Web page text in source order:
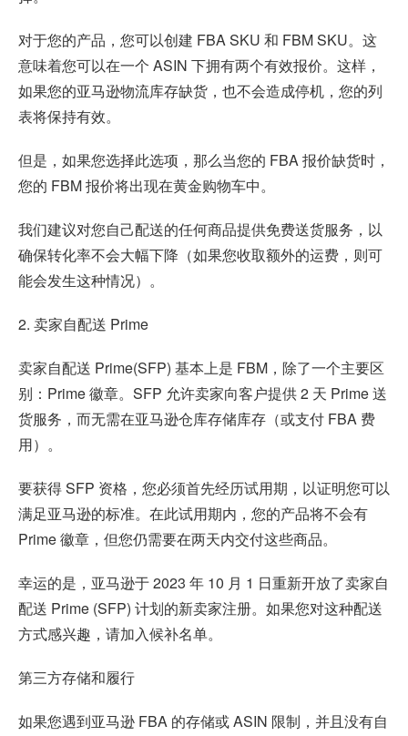
对于您的产品，您可以创建 FBA SKU 和 FBM SKU。这
意味着您可以在一个 ASIN 下拥有两个有效报价。这样，
如果您的亚马逊物流库存缺货，也不会造成停机，您的列
表将保持有效。
但是，如果您选择此选项，那么当您的 FBA 报价缺货时，
您的 FBM 报价将出现在黄金购物车中。
我们建议对您自己配送的任何商品提供免费送货服务，以
确保转化率不会大幅下降（如果您收取额外的运费，则可
能会发生这种情况）。
2. 卖家自配送 Prime
卖家自配送 Prime(SFP) 基本上是 FBM，除了一个主要区
别：Prime 徽章。SFP 允许卖家向客户提供 2 天 Prime 送
货服务，而无需在亚马逊仓库存储库存（或支付 FBA 费
用）。
要获得 SFP 资格，您必须首先经历试用期，以证明您可以
满足亚马逊的标准。在此试用期内，您的产品将不会有
Prime 徽章，但您仍需要在两天内交付这些商品。
幸运的是，亚马逊于 2023 年 10 月 1 日重新开放了卖家自
配送 Prime (SFP) 计划的新卖家注册。如果您对这种配送
方式感兴趣，请加入候补名单。
第三方存储和履行
如果您遇到亚马逊 FBA 的存储或 ASIN 限制，并且没有自